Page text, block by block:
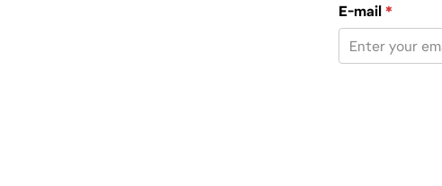
Reimposta la
E-mail*